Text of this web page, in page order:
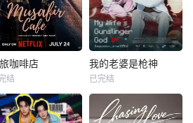
咖啡店
结
我的老婆是枪神
已完结